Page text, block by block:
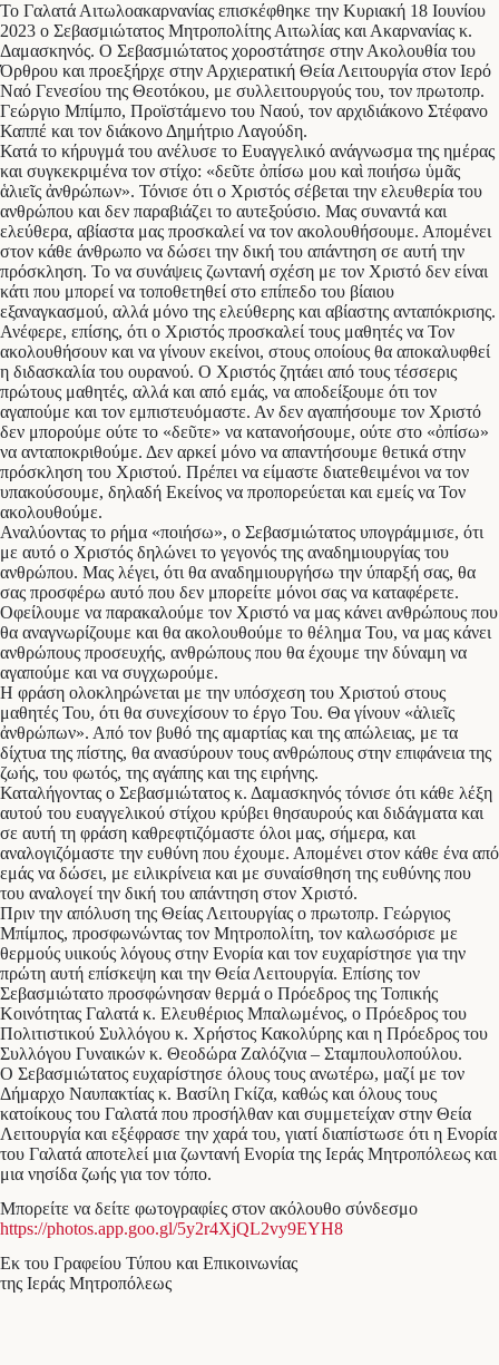
Το Γαλατά Αιτωλοακαρνανίας επισκέφθηκε την Κυριακή 18 Ιουνίου
2023 ο Σεβασμιώτατος Μητροπολίτης Αιτωλίας και Ακαρνανίας κ.
Δαμασκηνός. Ο Σεβασμιώτατος χοροστάτησε στην Ακολουθία του
Όρθρου και προεξήρχε στην Αρχιερατική Θεία Λειτουργία στον Ιερό
Ναό Γενεσίου της Θεοτόκου, με συλλειτουργούς του, τον πρωτοπρ.
Γεώργιο Μπίμπο, Προϊστάμενο του Ναού, τον αρχιδιάκονο Στέφανο
Καππέ και τον διάκονο Δημήτριο Λαγούδη.
Κατά το κήρυγμά του ανέλυσε το Ευαγγελικό ανάγνωσμα της ημέρας
και συγκεκριμένα τον στίχο: «δεῦτε ὀπίσω μου καὶ ποιήσω ὑμᾶς
ἁλιεῖς ἀνθρώπων». Τόνισε ότι ο Χριστός σέβεται την ελευθερία του
ανθρώπου και δεν παραβιάζει το αυτεξούσιο. Μας συναντά και
ελεύθερα, αβίαστα μας προσκαλεί να τον ακολουθήσουμε. Απομένει
στον κάθε άνθρωπο να δώσει την δική του απάντηση σε αυτή την
πρόσκληση. Το να συνάψεις ζωντανή σχέση με τον Χριστό δεν είναι
κάτι που μπορεί να τοποθετηθεί στο επίπεδο του βίαιου
εξαναγκασμού, αλλά μόνο της ελεύθερης και αβίαστης ανταπόκρισης.
Ανέφερε, επίσης, ότι ο Χριστός προσκαλεί τους μαθητές να Τον
ακολουθήσουν και να γίνουν εκείνοι, στους οποίους θα αποκαλυφθεί
η διδασκαλία του ουρανού. Ο Χριστός ζητάει από τους τέσσερις
πρώτους μαθητές, αλλά και από εμάς, να αποδείξουμε ότι τον
αγαπούμε και τον εμπιστευόμαστε. Αν δεν αγαπήσουμε τον Χριστό
δεν μπορούμε ούτε το «δεῦτε» να κατανοήσουμε, ούτε στο «ὀπίσω»
να ανταποκριθούμε. Δεν αρκεί μόνο να απαντήσουμε θετικά στην
πρόσκληση του Χριστού. Πρέπει να είμαστε διατεθειμένοι να τον
υπακούσουμε, δηλαδή Εκείνος να προπορεύεται και εμείς να Τον
ακολουθούμε.
Αναλύοντας το ρήμα «ποιήσω», ο Σεβασμιώτατος υπογράμμισε, ότι
με αυτό ο Χριστός δηλώνει το γεγονός της αναδημιουργίας του
ανθρώπου. Μας λέγει, ότι θα αναδημιουργήσω την ύπαρξή σας, θα
σας προσφέρω αυτό που δεν μπορείτε μόνοι σας να καταφέρετε.
Οφείλουμε να παρακαλούμε τον Χριστό να μας κάνει ανθρώπους που
θα αναγνωρίζουμε και θα ακολουθούμε το θέλημα Του, να μας κάνει
ανθρώπους προσευχής, ανθρώπους που θα έχουμε την δύναμη να
αγαπούμε και να συγχωρούμε.
Η φράση ολοκληρώνεται με την υπόσχεση του Χριστού στους
μαθητές Του, ότι θα συνεχίσουν το έργο Του. Θα γίνουν «ἁλιεῖς
ἀνθρώπων». Από τον βυθό της αμαρτίας και της απώλειας, με τα
δίχτυα της πίστης, θα ανασύρουν τους ανθρώπους στην επιφάνεια της
ζωής, του φωτός, της αγάπης και της ειρήνης.
Καταλήγοντας ο Σεβασμιώτατος κ. Δαμασκηνός τόνισε ότι κάθε λέξη
αυτού του ευαγγελικού στίχου κρύβει θησαυρούς και διδάγματα και
σε αυτή τη φράση καθρεφτιζόμαστε όλοι μας, σήμερα, και
αναλογιζόμαστε την ευθύνη που έχουμε. Απομένει στον κάθε ένα από
εμάς να δώσει, με ειλικρίνεια και με συναίσθηση της ευθύνης που
του αναλογεί την δική του απάντηση στον Χριστό.
Πριν την απόλυση της Θείας Λειτουργίας ο πρωτοπρ. Γεώργιος
Μπίμπος, προσφωνώντας τον Μητροπολίτη, τον καλωσόρισε με
θερμούς υιικούς λόγους στην Ενορία και τον ευχαρίστησε για την
πρώτη αυτή επίσκεψη και την Θεία Λειτουργία. Επίσης τον
Σεβασμιώτατο προσφώνησαν θερμά ο Πρόεδρος της Τοπικής
Κοινότητας Γαλατά κ. Ελευθέριος Μπαλωμένος, ο Πρόεδρος του
Πολιτιστικού Συλλόγου κ. Χρήστος Κακολύρης και η Πρόεδρος του
Συλλόγου Γυναικών κ. Θεοδώρα Ζαλόζνια – Σταμπουλοπούλου.
Ο Σεβασμιώτατος ευχαρίστησε όλους τους ανωτέρω, μαζί με τον
Δήμαρχο Ναυπακτίας κ. Βασίλη Γκίζα, καθώς και όλους τους
κατοίκους του Γαλατά που προσήλθαν και συμμετείχαν στην Θεία
Λειτουργία και εξέφρασε την χαρά του, γιατί διαπίστωσε ότι η Ενορία
του Γαλατά αποτελεί μια ζωντανή Ενορία της Ιεράς Μητροπόλεως και
μια νησίδα ζωής για τον τόπο.
Μπορείτε να δείτε φωτογραφίες στον ακόλουθο σύνδεσμο
https://photos.app.goo.gl/5y2r4XjQL2vy9EYH8
Εκ του Γραφείου Τύπου και Επικοινωνίας
της Ιεράς Μητροπόλεως